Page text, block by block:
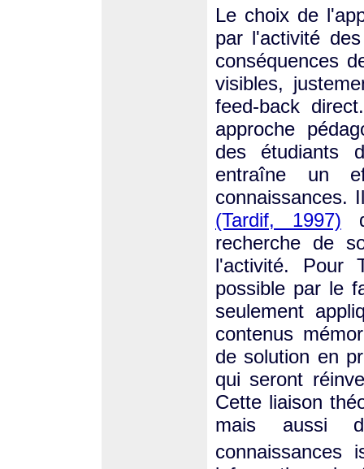
Le choix de
par l'activité
conséquences
visibles,
feed-back
approche
des étudiants
entraîne un
connaissances.
(Tardif, 1997)
recherche de
l'activité. Pour
possible par le
seulement
contenus
de solution en
qui seront
Cette liaison
mais aussi
connaissances